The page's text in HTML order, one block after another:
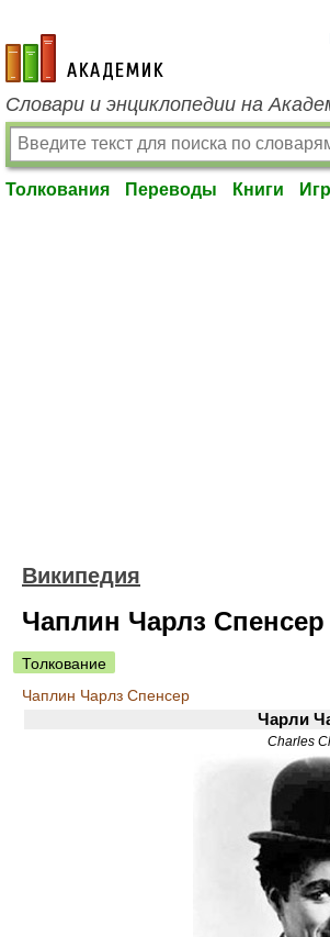
academic.ru
Словари и энциклопедии на
Толкования Переводы Книги
Википедия
Чаплин Чарлз Спенсер
Толкование
Чаплин Чарлз Спенсер
Чарли
Charles